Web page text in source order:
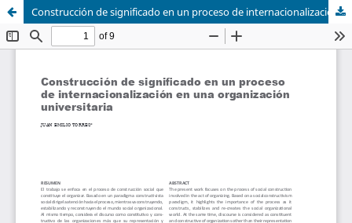
Construcción de significado en un proceso de internacionalización en una organización universitaria